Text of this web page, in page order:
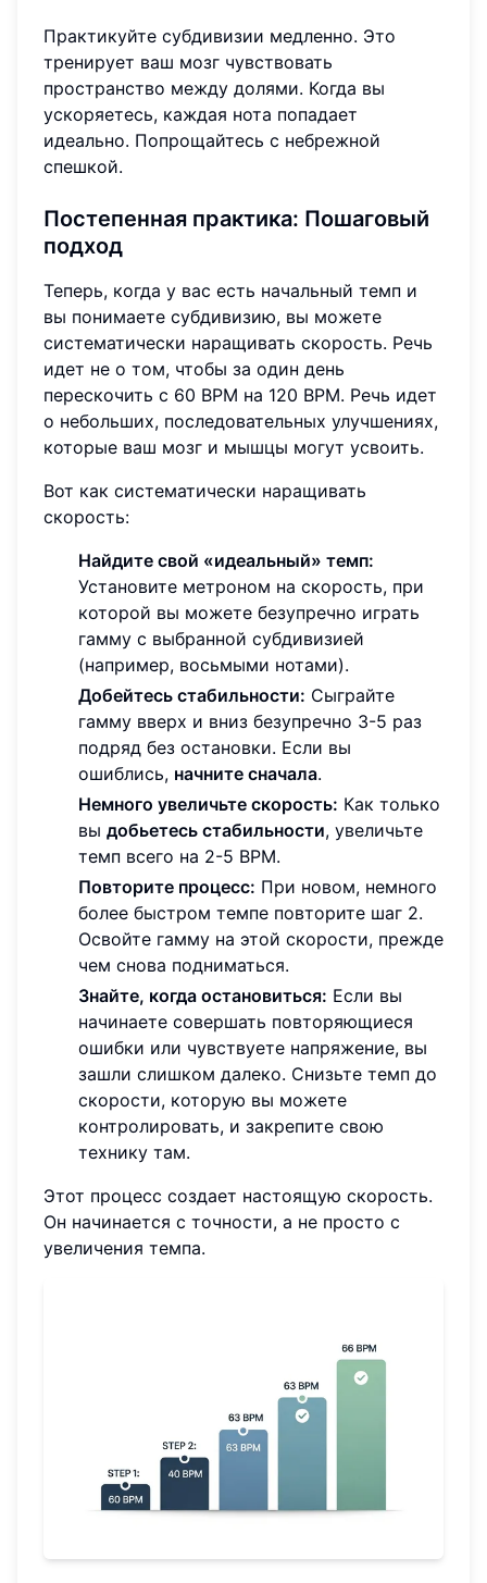
Практикуйте субдивизии медленно. Это
тренирует ваш мозг чувствовать
пространство между долями. Когда вы
ускоряетесь, каждая нота попадает
идеально. Попрощайтесь с небрежной
спешкой.
Постепенная практика: Пошаговый
подход
Теперь, когда у вас есть начальный темп и
вы понимаете субдивизию, вы можете
систематически наращивать скорость. Речь
идет не о том, чтобы за один день
перескочить с 60 BPM на 120 BPM. Речь идет
о небольших, последовательных улучшениях,
которые ваш мозг и мышцы могут усвоить.
Вот как систематически наращивать
скорость:
Найдите свой «идеальный» темп:
Установите метроном на скорость, при
которой вы можете безупречно играть
гамму с выбранной субдивизией
(например, восьмыми нотами).
Добейтесь стабильности: Сыграйте
гамму вверх и вниз безупречно 3-5 раз
подряд без остановки. Если вы
ошиблись, начните сначала.
Немного увеличьте скорость: Как только
вы добьетесь стабильности, увеличьте
темп всего на 2-5 BPM.
Повторите процесс: При новом, немного
более быстром темпе повторите шаг 2.
Освойте гамму на этой скорости, прежде
чем снова подниматься.
Знайте, когда остановиться: Если вы
начинаете совершать повторяющиеся
ошибки или чувствуете напряжение, вы
зашли слишком далеко. Снизьте темп до
скорости, которую вы можете
контролировать, и закрепите свою
технику там.
Этот процесс создает настоящую скорость.
Он начинается с точности, а не просто с
увеличения темпа.